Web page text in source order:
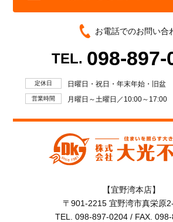
お電話でのお問い合
TEL. 098-897-
定休日 日曜日・祝日・年末年始・旧盆
営業時間 月曜日～土曜日／10:00～17:00
【宜野湾本店】
〒901-2215 宜野湾市真栄原
TEL. 098-897-0204 / FAX.